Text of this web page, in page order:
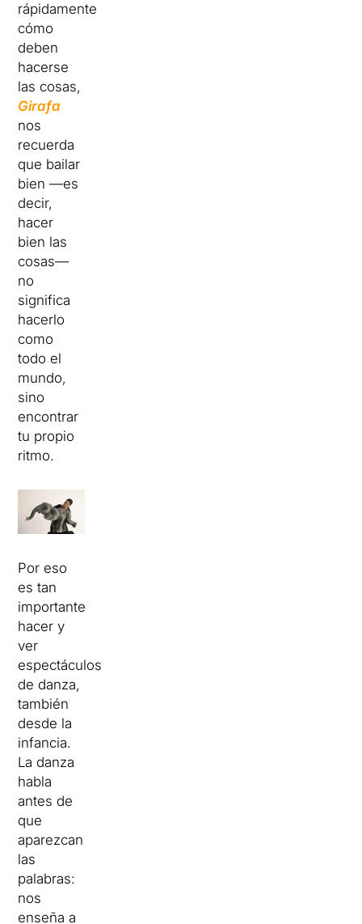
rápidamente
cómo
deben
hacerse
las cosas,
Girafa
nos
recuerda
que bailar
bien —es
decir,
hacer
bien las
cosas—
no
significa
hacerlo
como
todo el
mundo,
sino
encontrar
tu propio
ritmo.
Por eso
es tan
importante
hacer y
ver
espectáculos
de danza,
también
desde la
infancia.
La danza
habla
antes de
que
aparezcan
las
palabras:
nos
enseña a